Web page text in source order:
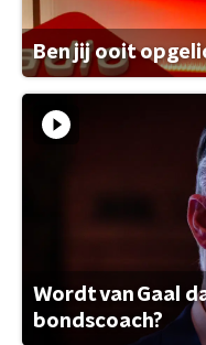
Ben jij ooit
Wordt van Gaal
bondscoach?